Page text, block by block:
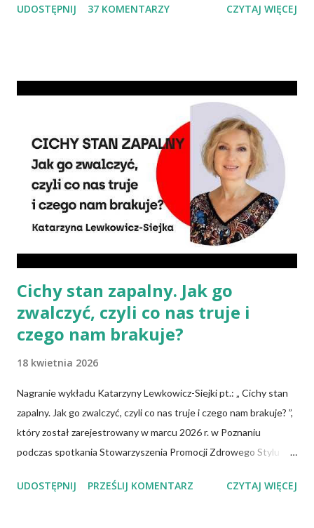
na temat żywności, często nie przedostaje się do opinii
możemy jeść w dowolnej ilości, bo są zupełnie nieszkodliwe.
Wiele podobnych w treści informacji znajduje się także w
Internecie. Można spotkać nawet specjalistów, którzy mają
kompletnie odmienne spojrzenie na ten sam problem. To budzi
niepewność i brak zaufania do instytucji służby zdrowia, bowiem
społeczeństwo oczekuje konkretnych, jednolitych zaleceń.
Trzeba pamiętać, że każdego roku towarzystwa naukowe czy
grupy robocze z różnych dziedzin publikują...
UDOSTĘPNIJ 37 KOMENTARZY CZYTAJ WIĘCEJ
Cichy stan zapalny. Jak go
zwalczyć, czyli co nas truje i
czego nam brakuje?
18 kwietnia 2026
Nagranie wykładu Katarzyny Lewkowicz-Siejki pt.: „ Cichy stan
zapalny. Jak go zwalczyć, czyli co nas truje i czego nam brakuje? ”,
który został zarejestrowany w marcu 2026 r. w Poznaniu
podczas spotkania Stowarzyszenia Promocji Zdrowego Stylu
dziennikarka, publicystka, promotorka zdrowego stylu życia,
UDOSTĘPNIJ PRZEŚLIJ KOMENTARZ CZYTAJ WIĘCEJ